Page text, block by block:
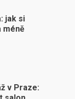
jak si
méně
v Praze: